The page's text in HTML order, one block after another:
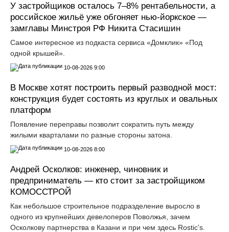
У застройщиков осталось 7–8% рентабельности, а
российское жильё уже обгоняет нью-йоркское —
замглавы Минстроя РФ Никита Стасишин
Самое интересное из подкаста сервиса «Домклик» «Под
одной крышей».
10-08-2026 9:00
В Москве хотят построить первый разводной мост:
конструкция будет состоять из круглых и овальных
платформ
Появление переправы позволит сократить путь между
жилыми кварталами по разные стороны затона.
10-08-2026 8:00
Андрей Осколков: инженер, чиновник и
предприниматель — кто стоит за застройщиком
КОМОССТРОЙ
Как небольшое строительное подразделение выросло в
одного из крупнейших девелоперов Поволжья, зачем
Осколкову партнерства в Казани и при чем здесь Rostic’s.